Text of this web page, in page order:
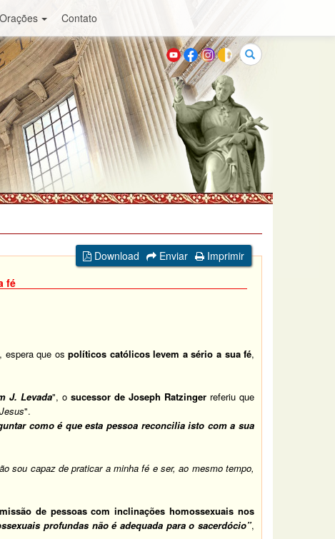
Orações Contato
Buscar
Download Enviar
Imprimir
fé
, espera que os políticos católicos levem a sério a sua fé,
J. Levada", o sucessor de Joseph Ratzinger referiu que
".
como é que esta pessoa reconcilia isto com a sua
sou capaz de praticar a minha fé e ser, ao mesmo tempo,
de pessoas com inclinações homossexuais nos
profundas não é adequada para o sacerdócio”,